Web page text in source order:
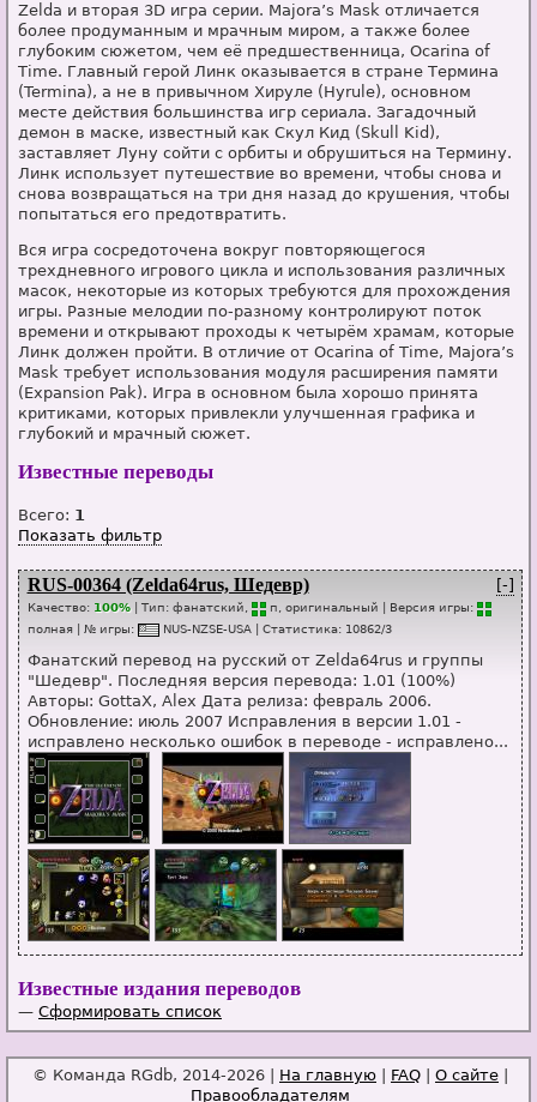
Zelda и вторая 3D игра серии. Majora’s Mask отличается
более продуманным и мрачным миром, а также более
глубоким сюжетом, чем её предшественница, Ocarina of
Time. Главный герой Линк оказывается в стране Термина
(Termina), а не в привычном Хируле (Hyrule), основном
месте действия большинства игр сериала. Загадочный
демон в маске, известный как Скул Кид (Skull Kid),
заставляет Луну сойти с орбиты и обрушиться на Термину.
Линк использует путешествие во времени, чтобы снова и
снова возвращаться на три дня назад до крушения, чтобы
попытаться его предотвратить.
Вся игра сосредоточена вокруг повторяющегося
трехдневного игрового цикла и использования различных
масок, некоторые из которых требуются для прохождения
игры. Разные мелодии по-разному контролируют поток
времени и открывают проходы к четырём храмам, которые
Линк должен пройти. В отличие от Ocarina of Time, Majora’s
Mask требует использования модуля расширения памяти
(Expansion Pak). Игра в основном была хорошо принята
критиками, которых привлекли улучшенная графика и
глубокий и мрачный сюжет.
Известные переводы
Всего: 1
Показать фильтр
[-]
RUS-00364 (Zelda64rus, Шедевр)
Качество: 100% | Тип: фанатский, п , оригинальный
| Версия игры:
полная | № игры: NUS-NZSE-USA Статистика: 10862/3
Фанатский перевод на русский от Zelda64rus и группы
"Шедевр". Последняя версия перевода: 1.01 (100%)
Авторы: GottaX, Alex Дата релиза: февраль 2006.
Обновление: июль 2007 Исправления в версии 1.01 -
исправлено несколько ошибок в переводе - исправлено...
Известные издания переводов
— Сформировать список
© Команда RGdb, 2014-2026 | На главную FAQ О сайте
Правообладателям